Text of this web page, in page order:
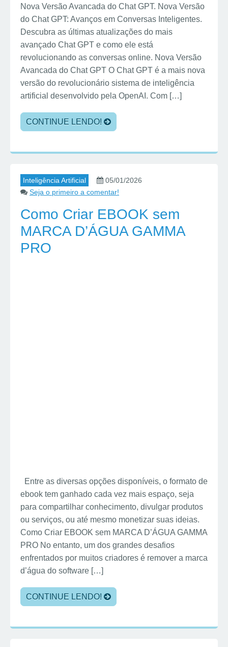
Nova Versão Avancada do Chat GPT. Nova Versão
do Chat GPT: Avanços em Conversas Inteligentes.
Descubra as últimas atualizações do mais
avançado Chat GPT e como ele está
revolucionando as conversas online. Nova Versão
Avancada do Chat GPT O Chat GPT é a mais nova
versão do revolucionário sistema de inteligência
artificial desenvolvido pela OpenAI. Com […]
CONTINUE LENDO!
Inteligência Artificial
05/01/2026
Seja o primeiro a comentar!
Como Criar EBOOK sem
MARCA D’ÁGUA GAMMA
PRO
Entre as diversas opções disponíveis, o formato de
ebook tem ganhado cada vez mais espaço, seja
para compartilhar conhecimento, divulgar produtos
ou serviços, ou até mesmo monetizar suas ideias.
Como Criar EBOOK sem MARCA D’ÁGUA GAMMA
PRO No entanto, um dos grandes desafios
enfrentados por muitos criadores é remover a marca
d’água do software […]
CONTINUE LENDO!